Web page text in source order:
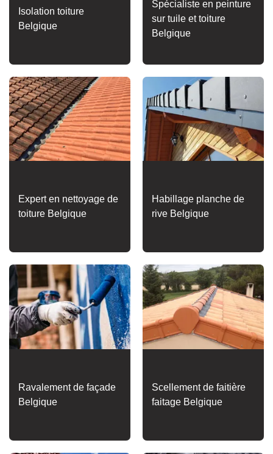
Isolation toiture
Belgique
Spécialiste en peinture
sur tuile et toiture
Belgique
Expert en nettoyage de
toiture Belgique
Habillage planche de
rive Belgique
Ravalement de façade
Belgique
Scellement de faitière
faitage Belgique